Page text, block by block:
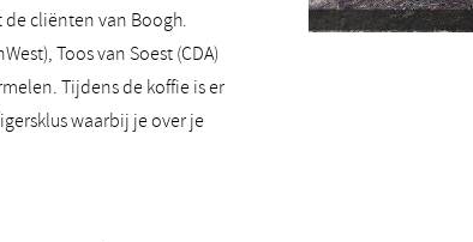
cliënten van Boogh.
Toos van Soest (CDA)
Tijdens de koffie is er
waarbij je over je